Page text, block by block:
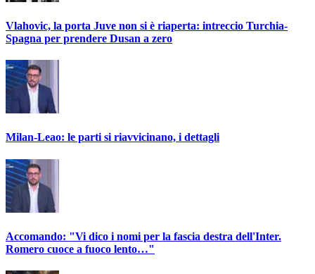
Vlahovic, la porta Juve non si è riaperta: intreccio Turchia-
Spagna per prendere Dusan a zero
Milan-Leao: le parti si riavvicinano, i dettagli
Accomando: "Vi dico i nomi per la fascia destra dell'Inter.
Romero cuoce a fuoco lento…"